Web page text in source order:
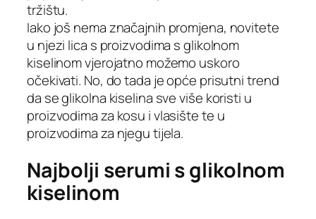
tržištu.
Iako još nema značajnih promjena, novitete
u njezi lica s proizvodima s glikolnom
kiselinom vjerojatno možemo uskoro
očekivati. No, do tada je opće prisutni trend
da se glikolna kiselina sve više koristi u
proizvodima za kosu i vlasište te u
proizvodima za njegu tijela.
Najbolji serumi s glikolnom
kiselinom